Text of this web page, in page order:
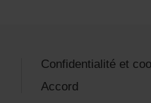
Confidentialité et
Accord